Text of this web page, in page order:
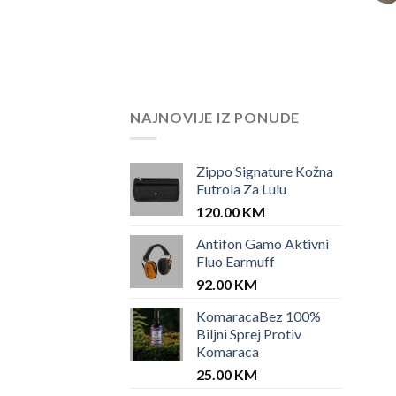
NAJNOVIJE IZ PONUDE
Zippo Signature Kožna
Futrola Za Lulu
120.00 KM
Antifon Gamo Aktivni
Fluo Earmuff
92.00 KM
KomaracaBez 100%
Biljni Sprej Protiv
Komaraca
25.00 KM